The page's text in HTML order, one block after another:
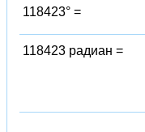
118423° =
118423 радиан =